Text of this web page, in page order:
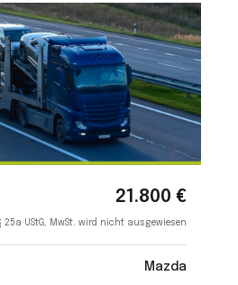
21.800 €
25a UStG, MwSt. wird nicht ausgewiesen
Mazda